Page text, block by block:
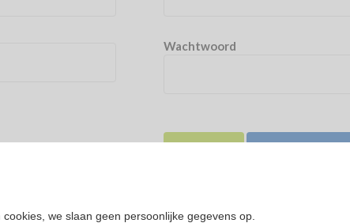
Wachtwoord
we slaan geen persoonlijke gegevens op.